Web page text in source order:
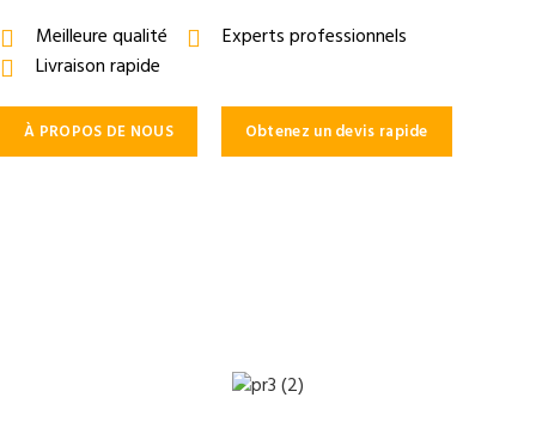
Meilleure qualité
Experts professionnels
Livraison rapide
À PROPOS DE NOUS Obtenez un devis rapide